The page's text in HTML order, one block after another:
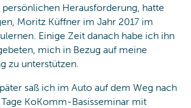
Herausforderung, hatte
Moritz Küffner im Jahr 2017 im
Einige Zeit danach habe ich ihn
mich in Bezug auf meine
zu unterstützen.
saß ich im Auto auf dem Weg nach
KoKomm-Basisseminar mit